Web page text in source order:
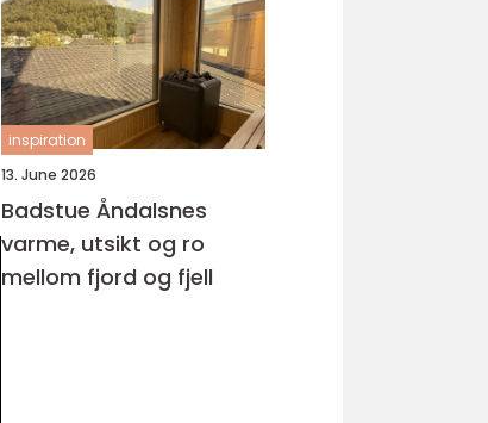
inspiration
13. June 2026
Badstue Åndalsnes
varme, utsikt og ro
mellom fjord og fjell